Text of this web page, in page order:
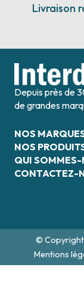
Livraison
Depuis près de
de grandes
NOS
NOS
QUI SOMMES-
CONTACTEZ-
© Copyright
Mentions